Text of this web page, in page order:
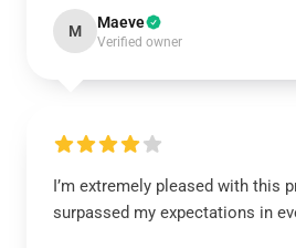
M Maeve
Verified owner
I’m extremely pleased with this
surpassed my expectations in